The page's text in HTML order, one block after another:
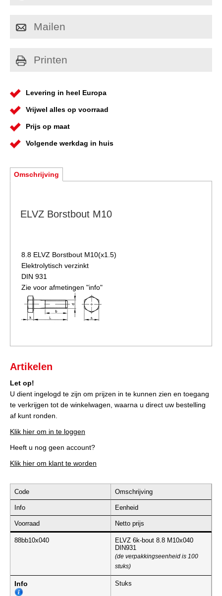
Mailen
Printen
Levering in heel Europa
Vrijwel alles op voorraad
Prijs op maat
Volgende werkdag in huis
Omschrijving
ELVZ Borstbout M10
8.8 ELVZ Borstbout M10(x1.5)
Elektrolytisch verzinkt
DIN 931
Zie voor afmetingen "info"
Artikelen
Let op!
U dient ingelogd te zijn om prijzen in te kunnen zien en toegang
te verkrijgen tot de winkelwagen, waarna u direct uw bestelling
af kunt ronden.
Klik hier om in te loggen
Heeft u nog geen account?
Klik hier om klant te worden
Code Omschrijving
Info Eenheid
Voorraad Netto prijs
88bb10x040
ELVZ 6k-bout 8.8 M10x040
DIN931
(de verpakkingseenheid is 100
stuks)
Info Stuks